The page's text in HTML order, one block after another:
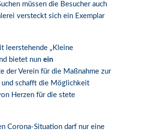
müssen die Besucher auch
versteckt sich ein Exemplar
leerstehende „Kleine
bietet nun ein
der Verein für die Maßnahme zur
und schafft die Möglichkeit
Herzen für die stete
Corona-Situation darf nur eine